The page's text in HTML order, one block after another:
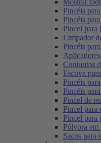
Mostrar
Pincéis
Pincéis
Pincel para
Limpador
Pincéis
Aplicadores
Conjuntos
Escova
Pincéis
Pincéis
Pincel de
Pincel para
Pincel para
Pólvora em
Sacos para